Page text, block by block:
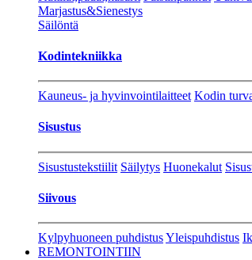
Marjastus&Sienestys
Säilöntä
Kodintekniikka
Kauneus- ja hyvinvointilaitteet Kodin
Sisustus
Sisustustekstiilit Säilytys Huonekalut
Siivous
Kylpyhuoneen puhdistusYleispuhdistus
REMONTOINTIIN